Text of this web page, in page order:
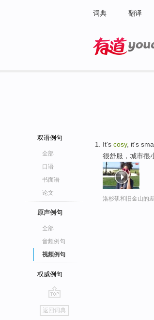
词典 翻译
双语例句
全部
口语
书面语
论文
原声例句
全部
音频例句
视频例句
权威例句
go
top
返回词典
It's cosy, it's
很舒服，城市很
洛杉矶和旧金山的